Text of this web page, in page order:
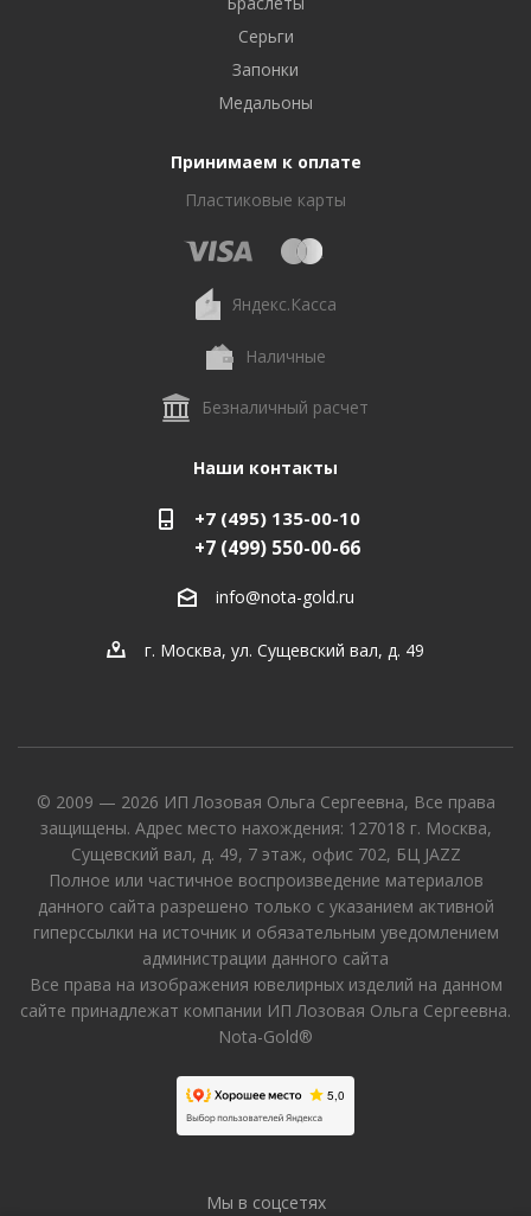
Серьги
Запонки
Медальоны
Принимаем к оплате
Пластиковые карты
Яндекс.Касса
Наличные
Безналичный расчет
Наши контакты
+7 (495) 135-00-10
+7 (499) 550-00-66
info@nota-gold.ru
г. Москва, ул. Сущевский вал, д. 49
© 2009 — 2026 ИП Лозовая Ольга Сергеевна, Все права
защищены. Адрес место нахождения: 127018 г. Москва,
Сущевский вал, д. 49, 7 этаж, офис 702, БЦ JAZZ
Полное или частичное воспроизведение материалов
данного сайта разрешено только с указанием активной
гиперссылки на источник и обязательным уведомлением
администрации данного сайта
Все права на изображения ювелирных изделий на данном
сайте принадлежат компании ИП Лозовая Ольга Сергеевна.
Nota-Gold®
Мы в соцсетях